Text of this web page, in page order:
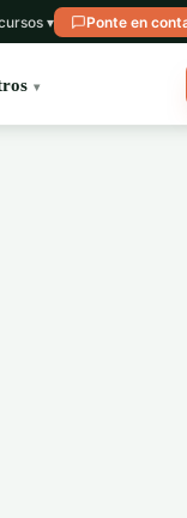
▾ Ponte en